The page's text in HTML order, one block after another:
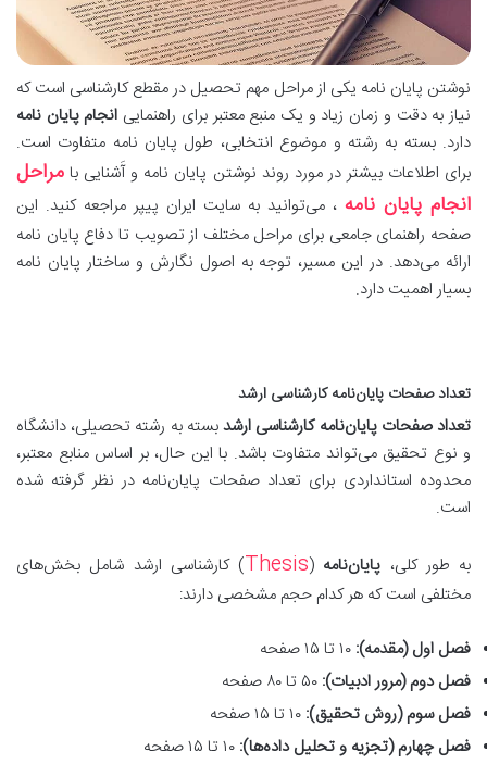
نوشتن پایان نامه یکی از مراحل مهم تحصیل در مقطع کارشناسی است که
نیاز به دقت و زمان زیاد و یک منبع معتبر برای راهنمایی انجام پایان نامه
دارد. بسته به رشته و موضوع انتخابی، طول پایان نامه متفاوت است.
برای اطلاعات بیشتر در مورد روند نوشتن پایان نامه و آَشنایی با مراحل
انجام پایان نامه ، می‌توانید به سایت ایران پیپر مراجعه کنید. این
صفحه راهنمای جامعی برای مراحل مختلف از تصویب تا دفاع پایان نامه
ارائه می‌دهد. در این مسیر، توجه به اصول نگارش و ساختار پایان نامه
بسیار اهمیت دارد.
تعداد صفحات پایان‌نامه کارشناسی ارشد
تعداد صفحات پایان‌نامه کارشناسی ارشدبسته به رشته تحصیلی، دانشگاه
و نوع تحقیق می‌تواند متفاوت باشد. با این حال، بر اساس منابع معتبر،
محدوده استانداردی برای تعداد صفحات پایان‌نامه در نظر گرفته شده
است.
به طور کلی، پایان‌نامه (
Thesis) کارشناسی ارشد شامل بخش‌های
مختلفی است که هر کدام حجم مشخصی دارند:
فصل اول (مقدمه):
فصل دوم (مرور ادبیات):
فصل سوم (روش تحقیق):
فصل چهارم (تجزیه و تحلیل داده‌ها):